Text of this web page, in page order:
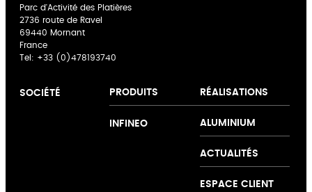
Parc d'Activité des Platières
2736 route de Ravel
69440 Mornant
France
Tel: +33 (0)478193740
SOCIÉTÉ PRODUITS
INFINEO
RÉALISATIONS
ALUMINIUM
ACTUALITÉS
ESPACE CLIENT